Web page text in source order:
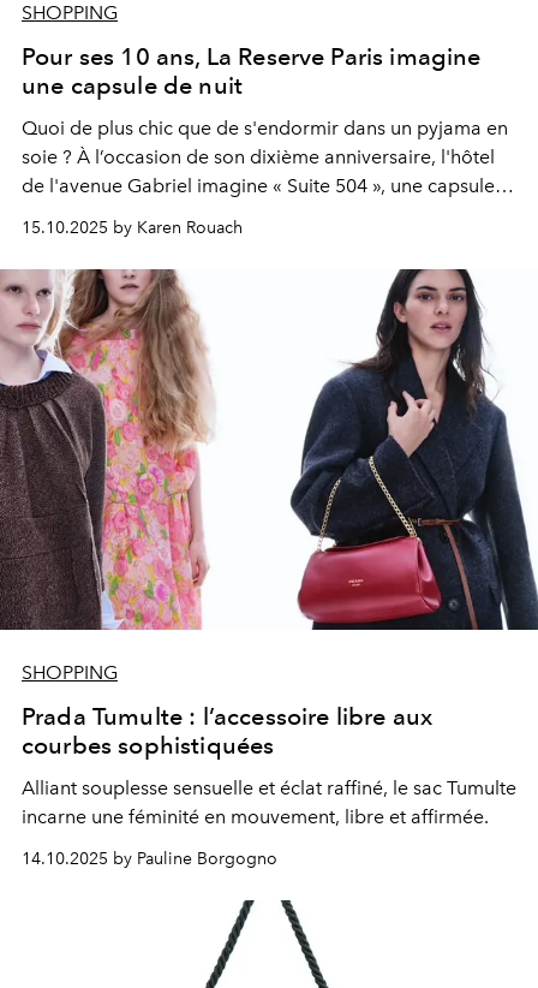
SHOPPING
Pour ses 10 ans, La Reserve Paris imagine
une capsule de nuit
Quoi de plus chic que de s'endormir dans un pyjama en
soie ? À l’occasion de son dixième anniversaire, l'hôtel
de l'avenue Gabriel imagine « Suite 504 », une capsule
de nuit en édition limitée avec la marque italienne
Morpho + Luna.
15.10.2025 by Karen Rouach
SHOPPING
Prada Tumulte : l’accessoire libre aux
courbes sophistiquées
Alliant souplesse sensuelle et éclat raffiné, le sac Tumulte
incarne une féminité en mouvement, libre et affirmée.
14.10.2025 by Pauline Borgogno